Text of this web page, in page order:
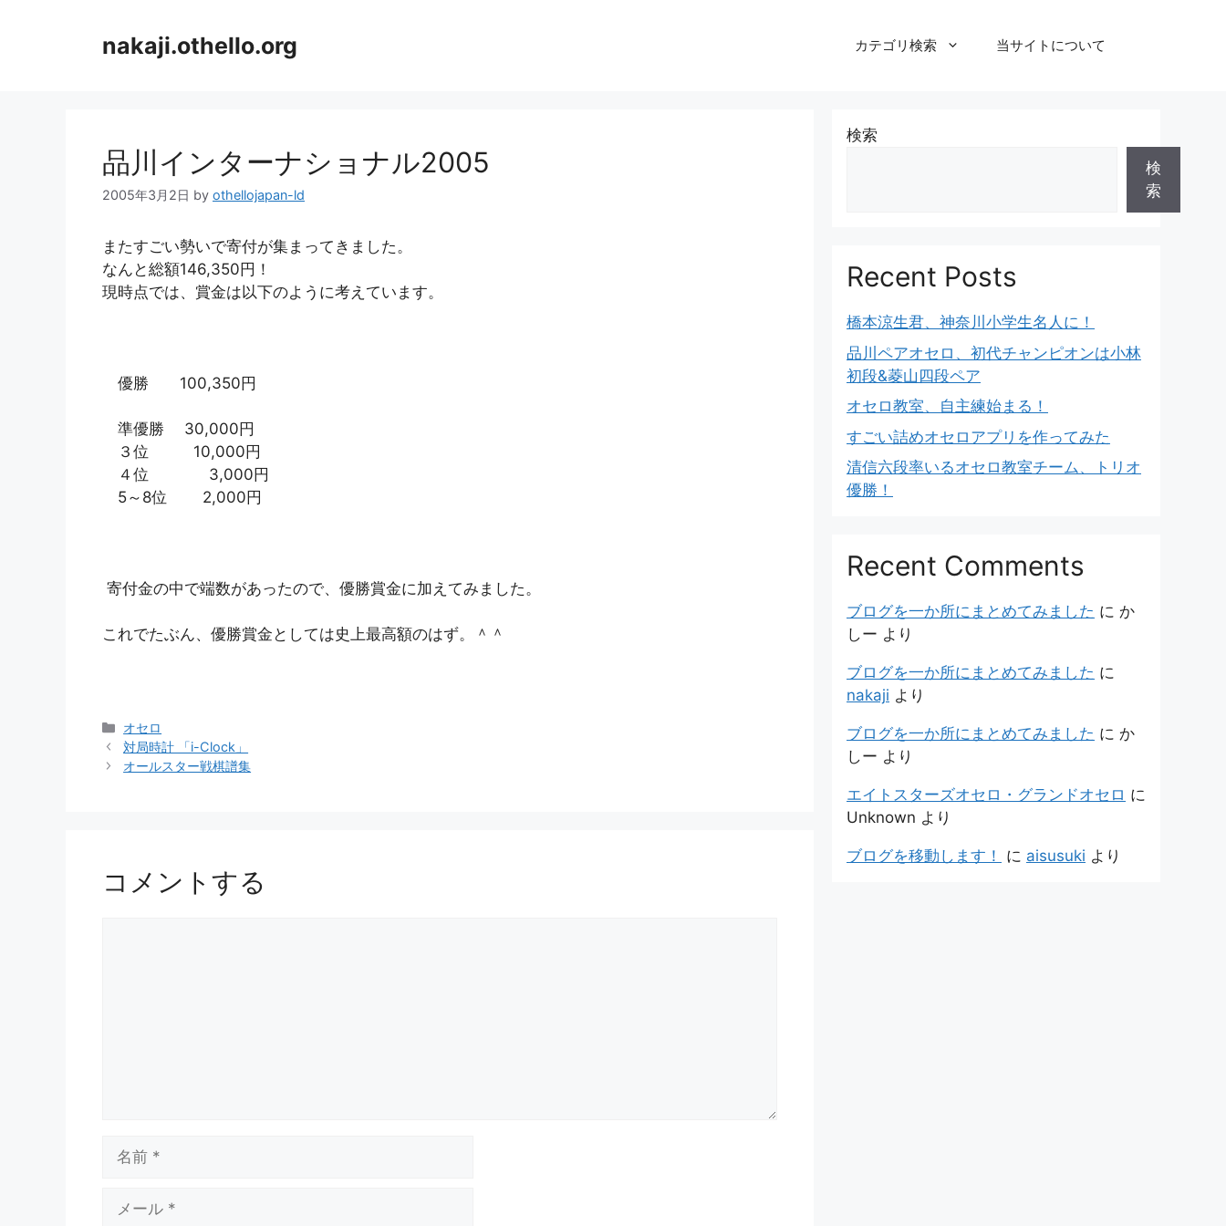
nakaji.othello.org カテゴリ検索 当サイトについて
品川インターナショナル2005
2005年3月2日 by othellojapan-ld
またすごい勢いで寄付が集まってきました。
なんと総額146,350円！
現時点では、賞金は以下のように考えています。
優勝 100,350円
準優勝 30,000円
３位 10,000円
４位 3,000円
5～8位 2,000円
寄付金の中で端数があったので、優勝賞金に加えてみました。
これでたぶん、優勝賞金としては史上最高額のはず。＾＾
カ
テ
ゴ
オセロ
対局時計 「i-Clock」
オールスター戦棋譜集
コメントする
検索
検
索
Recent Posts
橋本涼生君、神奈川小学生名人に！
品川ペアオセロ、初代チャンピオンは小林
初段&菱山四段ペア
オセロ教室、自主練始まる！
すごい詰めオセロアプリを作ってみた
清信六段率いるオセロ教室チーム、トリオ
優勝！
Recent Comments
ブログを一か所にまとめてみました に か
しー より
ブログを一か所にまとめてみました に
nakaji より
ブログを一か所にまとめてみました に か
しー より
エイトスターズオセロ・グランドオセロ に
Unknown より
ブログを移動します！ に aisusuki より